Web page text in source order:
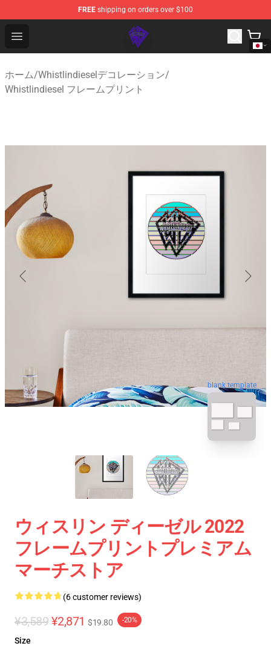
FREE shipping on orders over $100
Open menu
WhistlinDiesel Shop - Official WhistlinDiesel
ホーム/Whistlindieselデコレーション/
Whistlindiesel フレームプリント
blank template
ウィスリン ディーゼル 2022
フレームプリントプレミアム
マーチストア
(6 customer reviews)
¥3,589 ¥2,871 $19.80 -20%
Size